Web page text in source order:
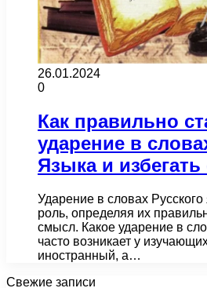
26.01.2024
0
Как правильно
ударение в
Языка и
Ударение в словах
роль, определяя их
смысл. Какое ударение в
часто возникает у
иностранный, а…
Свежие записи